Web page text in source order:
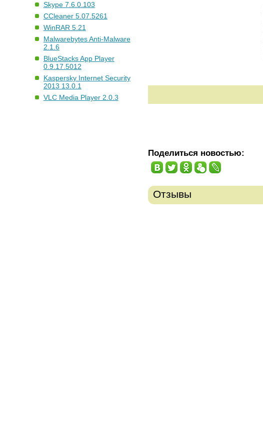
Skype 7.6.0.103
CCleaner 5.07.5261
WinRAR 5.21
Malwarebytes Anti-Malware
2.1.6
BlueStacks App Player
0.9.17.5012
Kaspersky Internet Security
2013 13.0.1
VLC Media Player 2.0.3
Поделиться новостью:
Отзывы